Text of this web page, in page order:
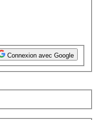
Connexion avec Google